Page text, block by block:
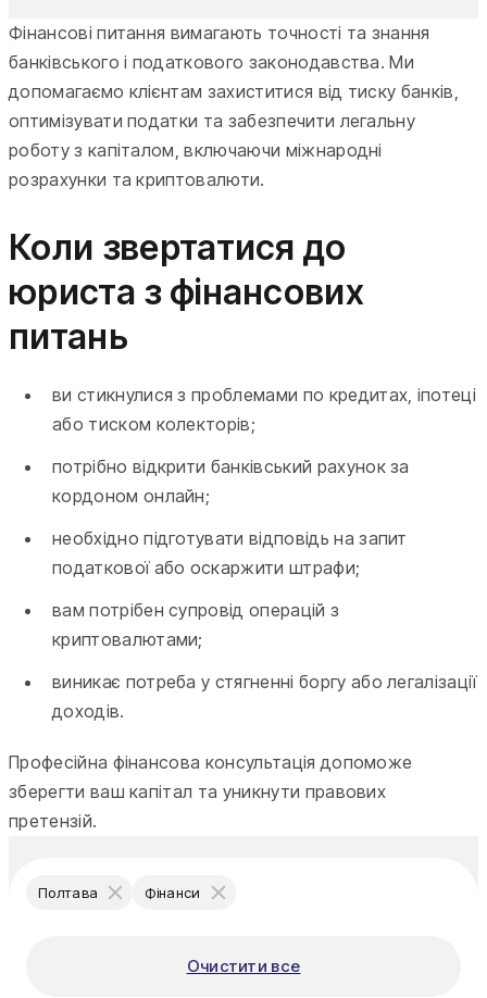
Фінансові питання вимагають точності та знання
банківського і податкового законодавства. Ми
допомагаємо клієнтам захиститися від тиску банків,
оптимізувати податки та забезпечити легальну
роботу з капіталом, включаючи міжнародні
розрахунки та криптовалюти.
Коли звертатися до
юриста з фінансових
питань
ви стикнулися з проблемами по кредитах, іпотеці
або тиском колекторів;
потрібно відкрити банківський рахунок за
кордоном онлайн;
необхідно підготувати відповідь на запит
податкової або оскаржити штрафи;
вам потрібен супровід операцій з
криптовалютами;
виникає потреба у стягненні боргу або легалізації
доходів.
Професійна фінансова консультація допоможе
зберегти ваш капітал та уникнути правових
претензій.
Полтава Фінанси
Очистити все